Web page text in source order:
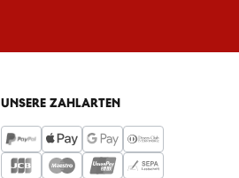
UNSERE ZAHLARTEN